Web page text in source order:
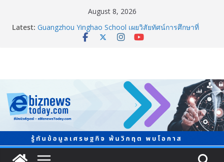
August 8, 2026
Latest: Guangzhou Yinghao School เผยวิสัยทัศน์การศึกษาที่
พร้อมรับอนาคต
วัยอันควร ทำสูญเสียทางเศรษฐกิจมหาศาล 1.6 ล้านล้าน
ภาครัฐ-เอกชนจับมือสัมมนาใหญ่ ยกระดับอุตสาหกรรมเซ
รามิกไทยสู่สากล พร้อมชวนผู้ประกอบไทยร่วมงาน
“Ceramics Vietnam & Stone Vietnam 2026”
อลิอันซ์ อยุธยา ส่งเสริมคนไทยเตรียมพร้อมรับมือวิกฤต
เปิดพื้นที่ “Level Up the Care by Allianz Ayudhya
นิทรรศการยกระดับ…ความเป็นห่วง” ในงาน Hug
HeartYai